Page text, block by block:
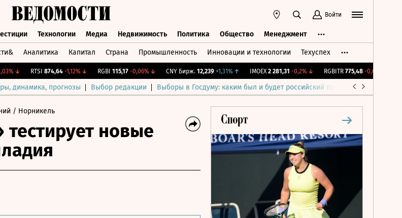
Войти
Технологии Медиа Недвижимость Политика Общество Менеджмент
Аналитика Капитал Страна Промышленность Инновации и технологии Техуспех
↓ RTSI 874,64 -1,12%↓ RGBI 115,17 -0,06%↓ CNY Бирж. 12,239 +1,31%↑ IMOEX 2 281,31 -0,2%↓ RGBITR 775,48 -0,03%
динамика, прогнозы Выбор редакции Выборы в Госдуму: каким был и будет российский парламент
/ Норникель
новые